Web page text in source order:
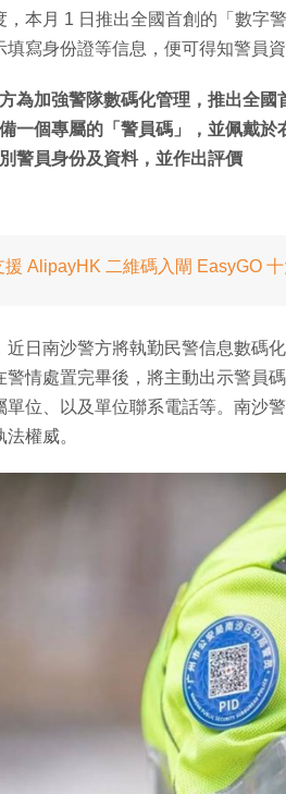
，本月 1 日推出全國首創的「數字
寫身份證等信息，便可得知警員資
為加強警隊數碼化管理，推出全
一個專屬的「警員碼」，並佩戴於
警員身份及資料，並作出評價
援 AlipayHK 二維碼入閘 EasyGO
近日南沙警方將執勤民警信息數碼
警情處置完畢後，將主動出示警員
單位、以及單位聯系電話等。南沙
權威。